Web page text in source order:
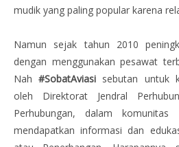
mudik yang paling popular karena
Namun sejak tahun 2010
dengan menggunakan pesawat
Nah#SobatAviasi sebutan untuk
oleh Direktorat Jendral
Perhubungan, dalam
mendapatkan informasi dan